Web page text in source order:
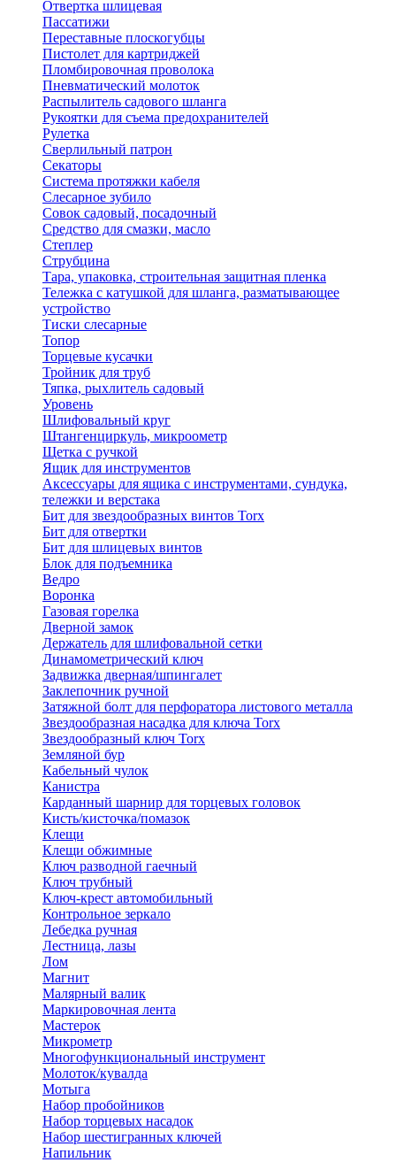
Отвертка шлицевая
Пассатижи
Переставные плоскогубцы
Пистолет для картриджей
Пломбировочная проволока
Пневматический молоток
Распылитель садового шланга
Рукоятки для съема предохранителей
Рулетка
Сверлильный патрон
Секаторы
Система протяжки кабеля
Слесарное зубило
Совок садовый, посадочный
Средство для смазки, масло
Степлер
Струбцина
Тара, упаковка, строительная защитная пленка
Тележка с катушкой для шланга, разматывающее
устройство
Тиски слесарные
Топор
Торцевые кусачки
Тройник для труб
Тяпка, рыхлитель садовый
Уровень
Шлифовальный круг
Штангенциркуль, микроометр
Щетка с ручкой
Ящик для инструментов
Аксессуары для ящика с инструментами, сундука,
тележки и верстака
Бит для звездообразных винтов Torx
Бит для отвертки
Бит для шлицевых винтов
Блок для подъемника
Ведро
Воронка
Газовая горелка
Дверной замок
Держатель для шлифовальной сетки
Динамометрический ключ
Задвижка дверная/шпингалет
Заклепочник ручной
Затяжной болт для перфоратора листового металла
Звездообразная насадка для ключа Torx
Звездообразный ключ Torx
Земляной бур
Кабельный чулок
Канистра
Карданный шарнир для торцевых головок
Кисть/кисточка/помазок
Клещи
Клещи обжимные
Ключ разводной гаечный
Ключ трубный
Ключ-крест автомобильный
Контрольное зеркало
Лебедка ручная
Лестница, лазы
Лом
Магнит
Малярный валик
Маркировочная лента
Мастерок
Микрометр
Многофункциональный инструмент
Молоток/кувалда
Мотыга
Набор пробойников
Набор торцевых насадок
Набор шестигранных ключей
Напильник